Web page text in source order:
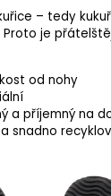
– tedy
Proto je
od nohy
a příjemný na
a snadno